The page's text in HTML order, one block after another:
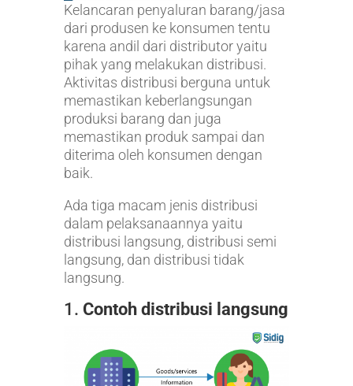
Kelancaran penyaluran barang/jasa
dari produsen ke konsumen tentu
karena andil dari distributor yaitu
pihak yang melakukan distribusi.
Aktivitas distribusi berguna untuk
memastikan keberlangsungan
produksi barang dan juga
memastikan produk sampai dan
diterima oleh konsumen dengan
baik.
Ada tiga macam jenis distribusi
dalam pelaksanaannya yaitu
distribusi langsung, distribusi semi
langsung, dan distribusi tidak
langsung.
1. Contoh distribusi langsung